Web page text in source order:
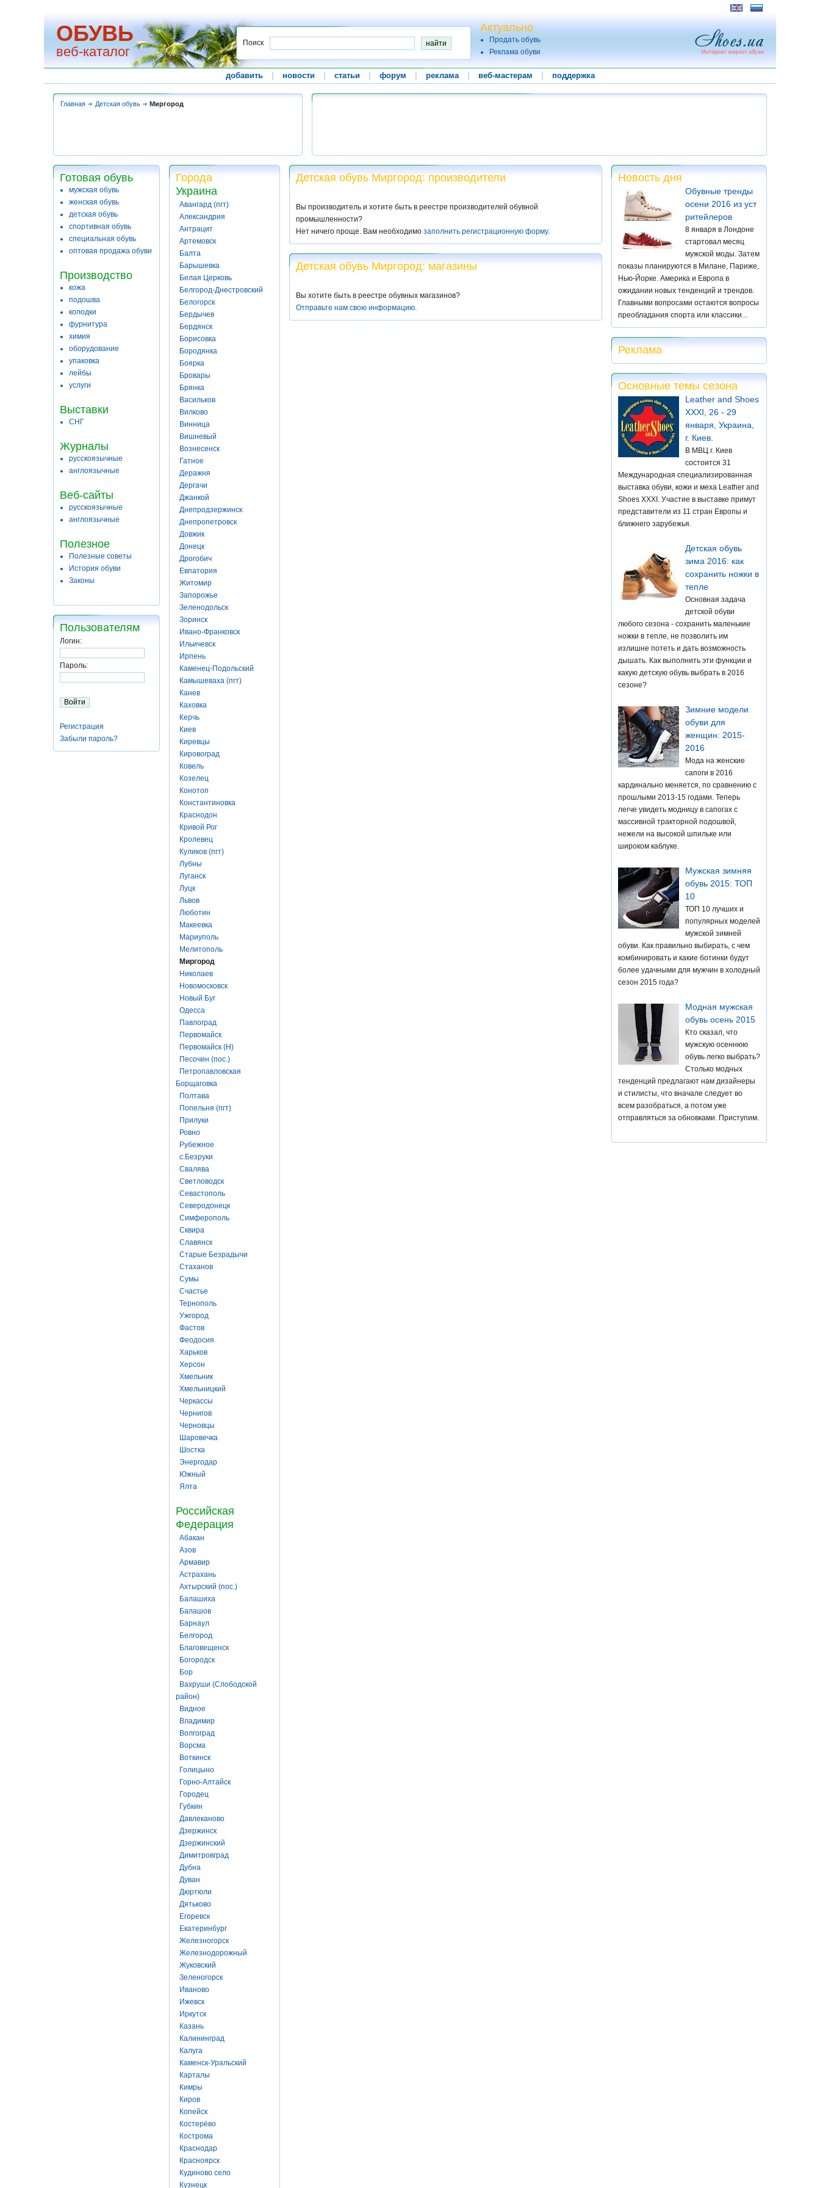
ОБУВЬ
веб-каталог
Поиск
Актуально
Продать обувь
Реклама обуви
добавить новости статьи форум реклама веб-мастерам поддержка
Главная Детская обувь Миргород
Готовая обувь
мужская обувь
женская обувь
детская обувь
спортивная обувь
специальная обувь
оптовая продажа обуви
Производство
кожа
подошва
колодки
фурнитура
химия
оборудование
упаковка
лейбы
услуги
Выставки
СНГ
Журналы
русскоязычные
англоязычные
Веб-сайты
русскоязычные
англоязычные
Полезное
Полезные советы
История обуви
Законы
Пользователям
Логин:
Пароль:
Регистрация
Забыли пароль?
Города
Украина
Авангард (пгт)
Александрия
Антрацит
Артемовск
Балта
Барышевка
Белая Церковь
Белгород-Днестровский
Белогорск
Бердычев
Бердянск
Борисовка
Бородянка
Боярка
Бровары
Брянка
Васильков
Вилково
Винница
Вишневый
Вознесенск
Гатное
Деражня
Дергачи
Джанкой
Днепродзержинск
Днепропетровск
Довжик
Донецк
Дрогобич
Евпатория
Житомир
Запорожье
Зеленодольск
Зоринск
Ивано-Франковск
Ильичевск
Ирпень
Каменец-Подольский
Камышеваха (пгт)
Канев
Каховка
Керчь
Киев
Киревцы
Кировоград
Ковель
Козелец
Конотоп
Константиновка
Краснодон
Кривой Рог
Кролевец
Куликов (пгт)
Лубны
Луганск
Луцк
Львов
Люботин
Макеевка
Мариуполь
Мелитополь
Миргород
Николаев
Новомосковск
Новый Буг
Одесса
Павлоград
Первомайск
Первомайск (Н)
Песочин (пос.)
Петропавловская
Борщаговка
Полтава
Попельня (пгт)
Прилуки
Ровно
Рубежное
с.Безруки
Свалява
Светловодск
Севастополь
Северодонецк
Симферополь
Сквира
Славянск
Старые Безрадычи
Стаханов
Сумы
Счастье
Тернополь
Ужгород
Фастов
Феодосия
Харьков
Херсон
Хмельник
Хмельницкий
Черкассы
Чернигов
Черновцы
Шаровечка
Шостка
Энергодар
Южный
Ялта
Российская
Федерация
Абакан
Азов
Армавир
Астрахань
Ахтырский (пос.)
Балашиха
Балашов
Барнаул
Белгород
Благовещенск
Богородск
Бор
Вахруши (Слободской
район)
Видное
Владимир
Волгоград
Ворсма
Воткинск
Голицыно
Горно-Алтайск
Городец
Губкин
Давлеканово
Дзержинск
Дзержинский
Димитровград
Дубна
Дуван
Дюртюли
Дятьково
Егоревск
Екатеринбург
Железногорск
Железнодорожный
Жуковский
Зеленогорск
Иваново
Ижевск
Иркутск
Казань
Калининград
Калуга
Каменск-Уральский
Карталы
Кимры
Киров
Копейск
Костерёво
Кострома
Краснодар
Красноярск
Кудиново село
Кузнецк
Детская обувь Миргород: производители
Вы производитель и хотите быть в реестре производителей обувной
промышленности?
Нет ничего проще. Вам необходимо заполнить регистрационную форму.
Детская обувь Миргород: магазины
Вы хотите быть в реестре обувных магазинов?
Отправьте нам свою информацию.
Новость дня
Обувные тренды
осени 2016 из уст
ритейлеров
8 января в Лондоне
стартовал месяц
мужской моды. Затем
показы планируются в Милане, Париже,
Нью-Йорке. Америка и Европа в
ожидании новых тенденций и трендов.
Главными вопросами остаются вопросы
преобладания спорта или классики...
Реклама
Основные темы сезона
Leather and Shoes
XXXI, 26 - 29
января, Украина,
г. Киев.
В МВЦ г. Киев
состоится 31
Международная специализированная
выставка обуви, кожи и меха Leather and
Shoes XXXI. Участие в выставке примут
представители из 11 стран Европы и
ближнего зарубежья.
Детская обувь
зима 2016: как
сохранить ножки в
тепле
Основная задача
детской обуви
любого сезона - сохранить маленькие
ножки в тепле, не позволить им
излишне потеть и дать возможность
дышать. Как выполнить эти функции и
какую детскую обувь выбрать в 2016
сезоне?
Зимние модели
обуви для
женщин: 2015-
2016
Мода на женские
сапоги в 2016
кардинально меняется, по сравнению с
прошлыми 2013-15 годами. Теперь
легче увидеть модницу в сапогах с
массивной тракторной подошвой,
нежели на высокой шпильке или
широком каблуке.
Мужская зимняя
обувь 2015: ТОП
10
ТОП 10 лучших и
популярных моделей
мужской зимней
обуви. Как правильно выбирать, с чем
комбинировать и какие ботинки будут
более удачными для мужчин в холодный
сезон 2015 года?
Модная мужская
обувь осень 2015
Кто сказал, что
мужскую осеннюю
обувь легко выбрать?
Столько модных
тенденций предлагают нам дизайнеры
и стилисты, что вначале следует во
всем разобраться, а потом уже
отправляться за обновками. Приступим.